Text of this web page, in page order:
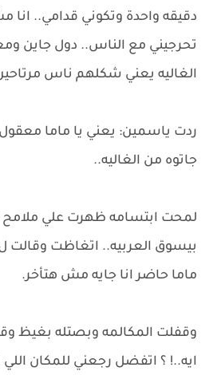
دقيقه واحدة وتكوني قدامي..
تحرجيني مع الناس.. دول جاين
الغاليه يعني شكلهم ناس
ردت ياسمين: يعني يا ماما
جاتوه من الغاليه..
لمحت ابتسامه ظهرت علي ملامح
بيسوق العربيه.. اتغاظت وقالت
ماما حاضر انا جايه مش هتأخر.
وقفلت المكالمه وبصتله بغيظ
ايه..! ؟ اتفضل رجعني للمكان اللي